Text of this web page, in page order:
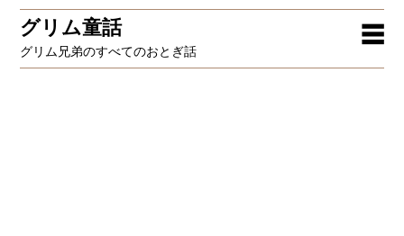
☰
グリム童話
グリム兄弟のすべてのおとぎ話